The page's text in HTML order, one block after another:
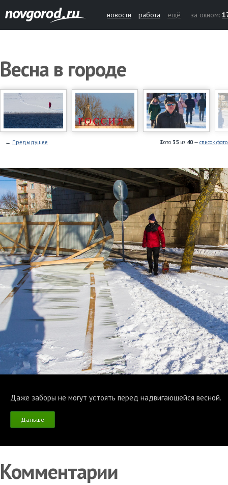
новости работа ещё за окном:
Весна в городе
Фото 35 из 40— список
← Предыдущее
Даже заборы не могут устоять перед надвигающейся весной.
Дальше
Комментарии